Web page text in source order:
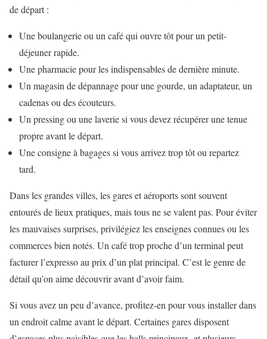
de départ :
Une boulangerie ou un café qui ouvre tôt pour un petit-
déjeuner rapide.
Une pharmacie pour les indispensables de dernière minute.
Un magasin de dépannage pour une gourde, un adaptateur, un
cadenas ou des écouteurs.
Un pressing ou une laverie si vous devez récupérer une tenue
propre avant le départ.
Une consigne à bagages si vous arrivez trop tôt ou repartez
tard.
Dans les grandes villes, les gares et aéroports sont souvent
entourés de lieux pratiques, mais tous ne se valent pas. Pour éviter
les mauvaises surprises, privilégiez les enseignes connues ou les
commerces bien notés. Un café trop proche d’un terminal peut
facturer l’expresso au prix d’un plat principal. C’est le genre de
détail qu’on aime découvrir avant d’avoir faim.
Si vous avez un peu d’avance, profitez-en pour vous installer dans
un endroit calme avant le départ. Certaines gares disposent